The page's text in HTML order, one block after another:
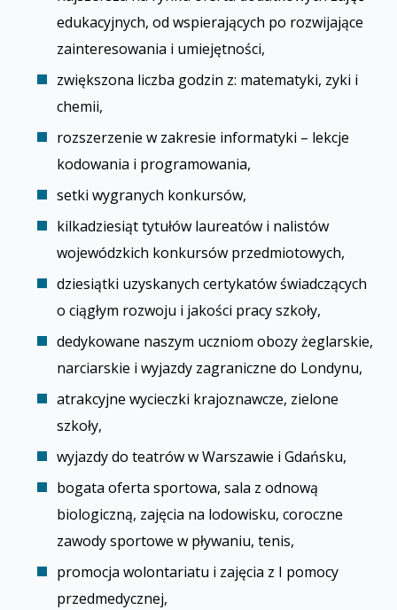
edukacyjnych, od wspierających po rozwijające
zainteresowania i umiejętności,
zwiększona liczba godzin z: matematyki, fizyki i
chemii,
rozszerzenie w zakresie informatyki – lekcje
kodowania i programowania,
setki wygranych konkursów,
kilkadziesiąt tytułów laureatów i finalistów
wojewódzkich konkursów przedmiotowych,
dziesiątki uzyskanych certyfikatów świadczących
o ciągłym rozwoju i jakości pracy szkoły,
dedykowane naszym uczniom obozy żeglarskie,
narciarskie i wyjazdy zagraniczne do Londynu,
atrakcyjne wycieczki krajoznawcze, zielone
szkoły,
wyjazdy do teatrów w Warszawie i Gdańsku,
bogata oferta sportowa, sala z odnową
biologiczną, zajęcia na lodowisku, coroczne
zawody sportowe w pływaniu, tenis,
promocja wolontariatu i zajęcia z I pomocy
przedmedycznej,